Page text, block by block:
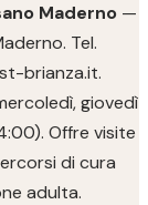
Maderno —
Tel.
brianza.it.
giovedì
Offre visite
di cura
adulta.